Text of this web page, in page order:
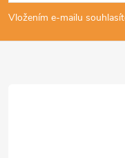
p
a
Vložením e-mailu